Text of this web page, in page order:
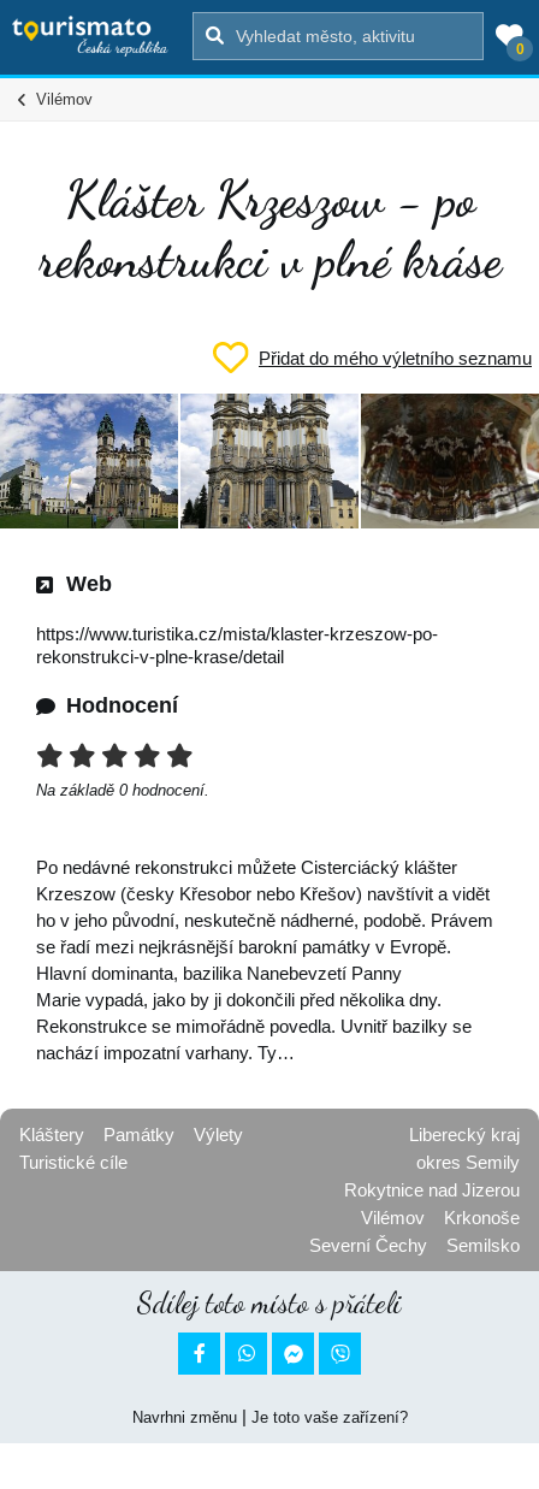
0
Vilémov
Klášter Krzeszow - po
rekonstrukci v plné kráse
Přidat do mého výletního seznamu
Web
https://www.turistika.cz/mista/klaster-krzeszow-po-
rekonstrukci-v-plne-krase/detail
Hodnocení
Na základě 0 hodnocení.
Po nedávné rekonstrukci můžete Cisterciácký klášter
Krzeszow (česky Křesobor nebo Křešov) navštívit a vidět
ho v jeho původní, neskutečně nádherné, podobě. Právem
se řadí mezi nejkrásnější barokní památky v Evropě.
Hlavní dominanta, bazilika Nanebevzetí Panny
Marie vypadá, jako by ji dokončili před několika dny.
Rekonstrukce se mimořádně povedla. Uvnitř bazilky se
nachází impozatní varhany. Ty…
Kláštery Památky
Výlety
Turistické cíle
Liberecký kraj
okres Semily
Rokytnice nad Jizerou
Vilémov
Krkonoše
Severní Čechy
Semilsko
Sdílej toto místo s přáteli
 
Navrhni změnu| Je toto vaše zařízení?